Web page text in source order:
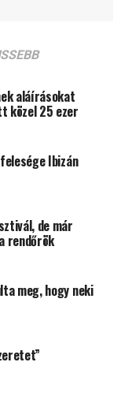
aláírásokat
közel 25 ezer
Ibizán
de már
rendőrök
meg, hogy neki